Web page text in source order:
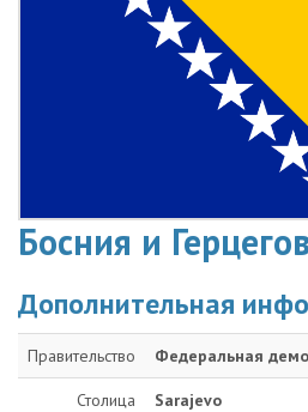
Босния и
Дополнительная
Правительство Федеральная
Столица Sarajevo